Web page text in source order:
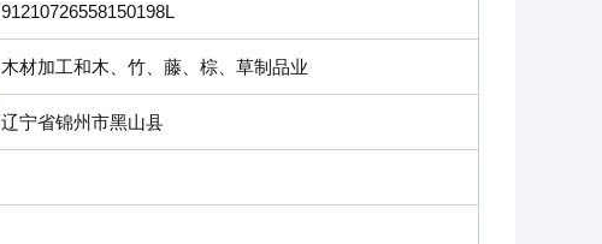
91210726558150198L
木材加工和木、竹、藤、棕、草制品业
辽宁省锦州市黑山县